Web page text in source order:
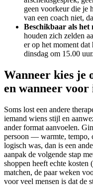
geen voorkeur die je
van een coach niet,
Beschikbaar als
houden zich zelden
er op het moment
dinsdag om 15.00 uur.
Wanneer kies je
en wanneer voor
Soms lost een andere
iemand wiens stijl en
ander format aanvoelen.
persoon — warmte,
logisch was, dan is een
aanpak de volgende stap
shoppen heeft echte
matchen, de paar weken
voor veel mensen is dat de